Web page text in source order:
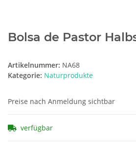
Bolsa de Pastor
Artikelnummer: NA68
Kategorie: Naturprodukte
Preise nach Anmeldung sichtbar
verfügbar